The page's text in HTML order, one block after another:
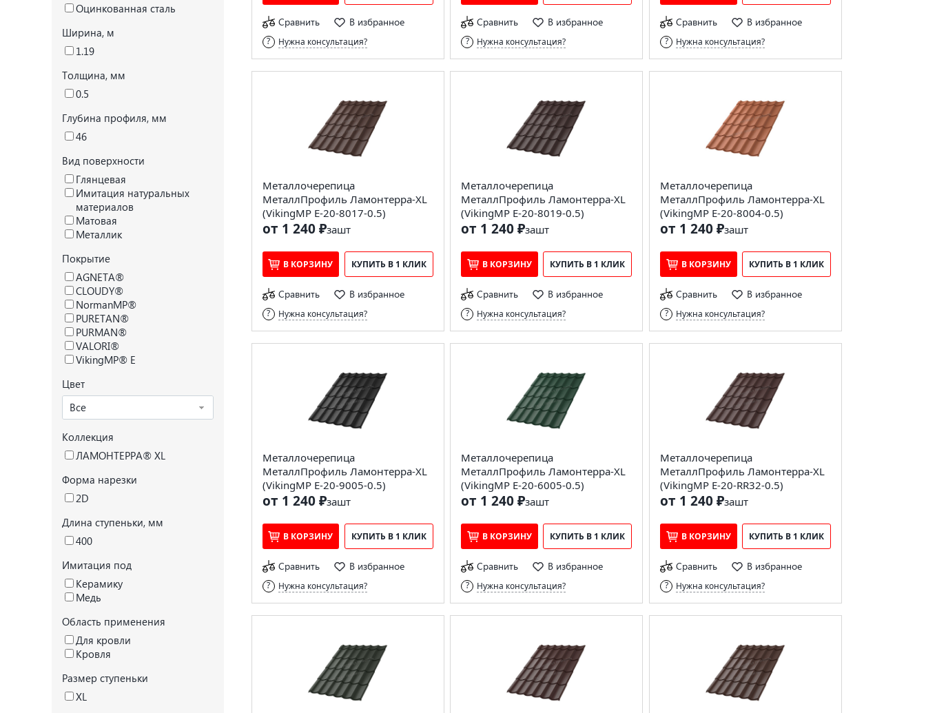
Оцинкованная сталь
Ширина, м
1.19
Толщина, мм
0.5
Глубина профиля, мм
46
Вид поверхности
Глянцевая
Имитация натуральных
материалов
Матовая
Металлик
Покрытие
AGNETA®
CLOUDY®
NormanMP®
PURETAN®
PURMAN®
VALORI®
VikingMP® E
Цвет
Все
Коллекция
ЛАМОНТЕРРА® XL
Форма нарезки
2D
Длина ступеньки, мм
400
Имитация под
Керамику
Медь
Область применения
Для кровли
Кровля
Размер ступеньки
XL
Сравнить В избранное
Нужна консультация?
Сравнить В избранное
Нужна консультация?
Сравнить В избранное
Нужна консультация?
Металлочерепица
МеталлПрофиль Ламонтерра-XL
(VikingMP E-20-8017-0.5)
от 1 240 ₽зашт
В КОРЗИНУ КУПИТЬ В 1 КЛИК
Сравнить В избранное
Нужна консультация?
Металлочерепица
МеталлПрофиль Ламонтерра-XL
(VikingMP E-20-8019-0.5)
от 1 240 ₽зашт
В КОРЗИНУ КУПИТЬ В 1 КЛИК
Сравнить В избранное
Нужна консультация?
Металлочерепица
МеталлПрофиль Ламонтерра-XL
(VikingMP E-20-8004-0.5)
от 1 240 ₽зашт
В КОРЗИНУ КУПИТЬ В 1 КЛИК
Сравнить В избранное
Нужна консультация?
Металлочерепица
МеталлПрофиль Ламонтерра-XL
(VikingMP E-20-9005-0.5)
от 1 240 ₽зашт
В КОРЗИНУ КУПИТЬ В 1 КЛИК
Сравнить В избранное
Нужна консультация?
Металлочерепица
МеталлПрофиль Ламонтерра-XL
(VikingMP E-20-6005-0.5)
от 1 240 ₽зашт
В КОРЗИНУ КУПИТЬ В 1 КЛИК
Сравнить В избранное
Нужна консультация?
Металлочерепица
МеталлПрофиль Ламонтерра-XL
(VikingMP E-20-RR32-0.5)
от 1 240 ₽зашт
В КОРЗИНУ КУПИТЬ В 1 КЛИК
Сравнить В избранное
Нужна консультация?